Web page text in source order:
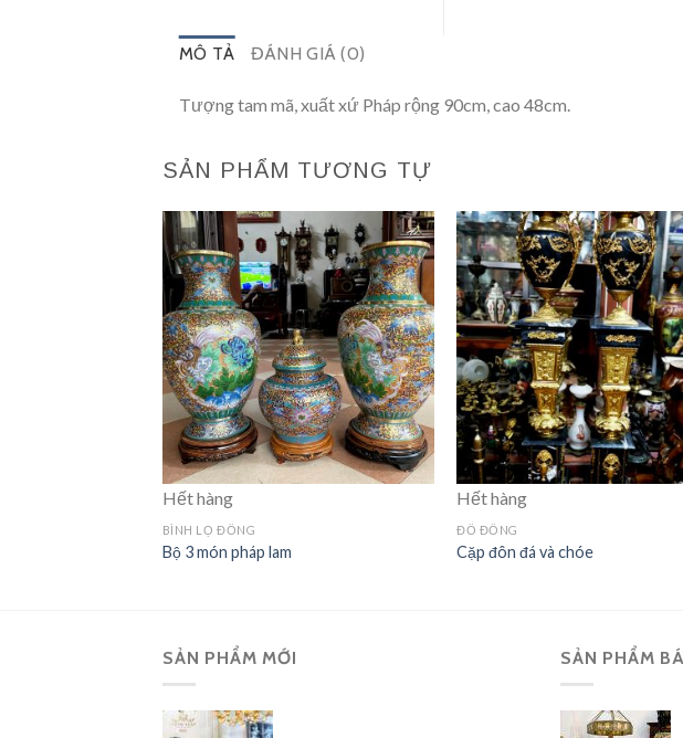
MÔ TẢ ĐÁNH GIÁ (0)
Tượng tam mã, xuất xứ Pháp rộng 90cm, cao 48cm.
SẢN PHẨM TƯƠNG TỰ
Hết hàng
BÌNH LỌ ĐỒNG
Bộ 3 món pháp lam
Hết hàng
ĐỒ ĐỒNG
Cặp đôn đá và chóe
SẢN PHẨM MỚI SẢN PHẨM